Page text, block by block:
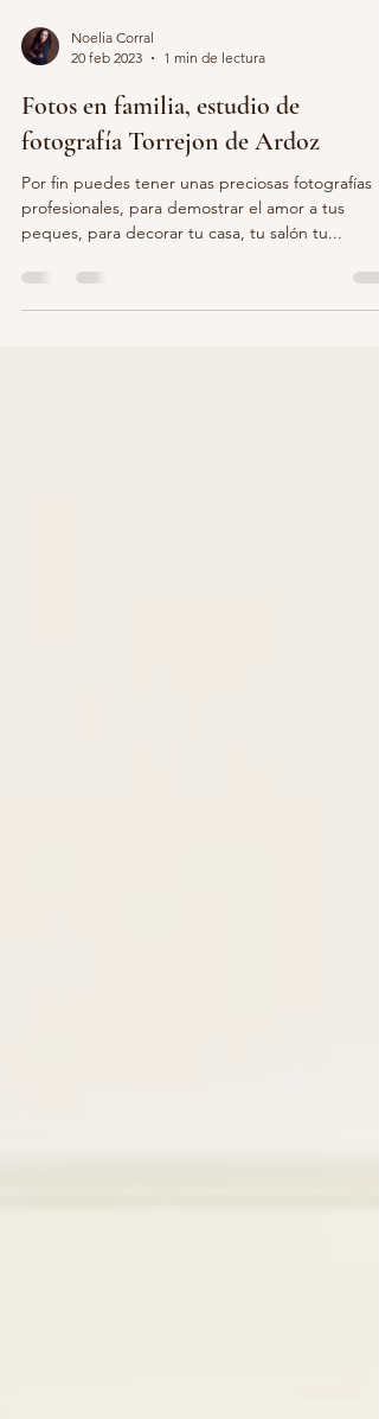
20 feb 2023
1 min de lectura
Fotos en familia, estudio de
fotografía Torrejon de Ardoz
Por fin puedes tener unas preciosas fotografías
peques, para decorar tu casa, tu salón tu...